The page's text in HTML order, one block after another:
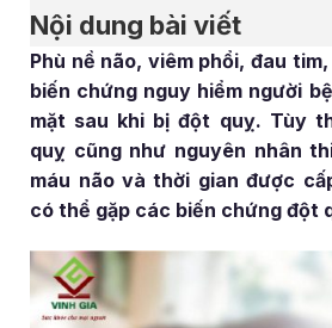
Nội dung bài viết
Phù nề não, viêm phổi, đau
biến chứng nguy hiểm người
mặt sau khi bị đột quỵ. Tùy
quỵ cũng như nguyên nhân
máu não và thời gian được
có thể gặp các biến chứng đột